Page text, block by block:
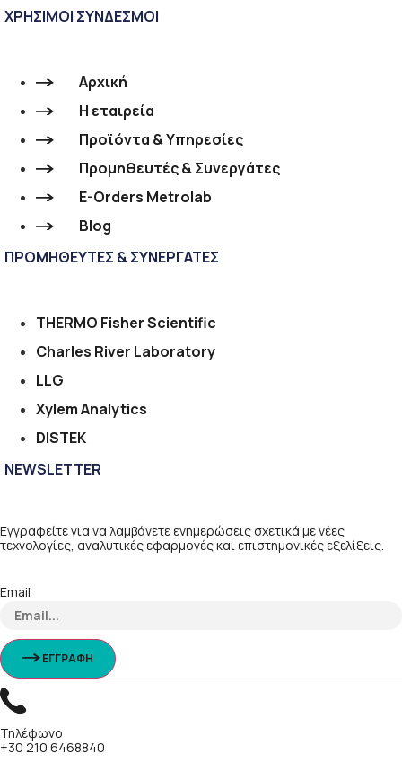
ΧΡΗΣΙΜΟΙ ΣΥΝΔΕΣΜΟΙ
Αρχική
Η εταιρεία
Προϊόντα & Υπηρεσίες
Προμηθευτές & Συνεργάτες
E-Orders Metrolab
Blog
ΠΡΟΜΗΘΕΥΤΕΣ & ΣΥΝΕΡΓΑΤΕΣ
THERMO Fisher Scientific
Charles River Laboratory
LLG
Xylem Analytics
DISTEK
NEWSLETTER
Εγγραφείτε για να λαμβάνετε ενημερώσεις σχετικά με νέες
τεχνολογίες, αναλυτικές εφαρμογές και επιστημονικές εξελίξεις.
Email
ΕΓΓΡΑΦΗ
Τηλέφωνο
+30 210 6468840